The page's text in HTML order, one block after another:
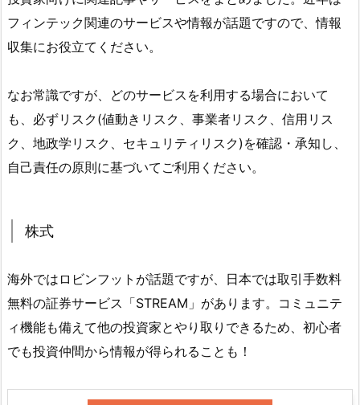
フィンテック関連のサービスや情報が話題ですので、情報
収集にお役立てください。
なお常識ですが、どのサービスを利用する場合において
も、必ずリスク(値動きリスク、事業者リスク、信用リス
ク、地政学リスク、セキュリティリスク)を確認・承知し、
自己責任の原則に基づいてご利用ください。
株式
海外ではロビンフットが話題ですが、日本では取引手数料
無料の証券サービス「STREAM」があります。コミュニテ
ィ機能も備えて他の投資家とやり取りできるため、初心者
でも投資仲間から情報が得られることも！